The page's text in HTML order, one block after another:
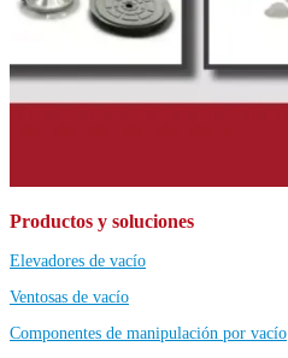
Productos y soluciones
Elevadores de vacío
Ventosas de vacío
Componentes de manipulación por vacío